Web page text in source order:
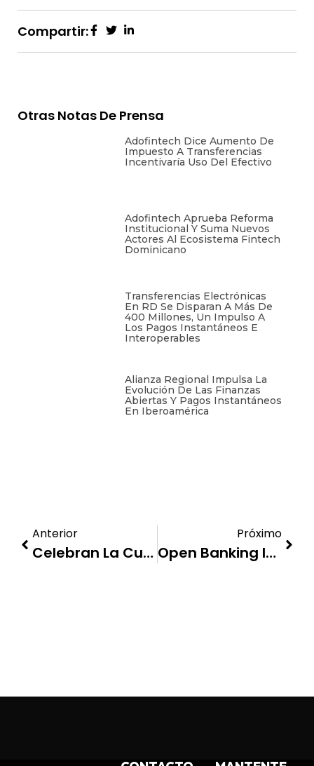
Compartir:
Otras Notas De Prensa
Adofintech Dice Aumento De
Impuesto A Transferencias
Incentivaría Uso Del Efectivo
Adofintech Aprueba Reforma
Institucional Y Suma Nuevos
Actores Al Ecosistema Fintech
Dominicano
Transferencias Electrónicas
En RD Se Disparan A Más De
400 Millones, Un Impulso A
Los Pagos Instantáneos E
Interoperables
Alianza Regional Impulsa La
Evolución De Las Finanzas
Abiertas Y Pagos Instantáneos
En Iberoamérica
Anterior
Celebran La Cuarta Edición Del Fintech Market 2025 Sobre Innovación Financiera
Próximo
Open Banking Impulsa Una Nueva Etapa De Transformación Financiera En República Dominicana